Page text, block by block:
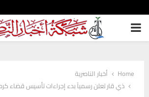
PRIMARY
Home
أخبار الناصرية
ذي قار تعلن رسمياً بدء إجراءات تأسيس قضاء